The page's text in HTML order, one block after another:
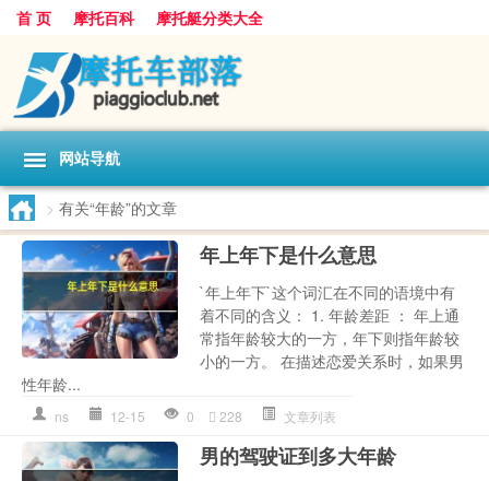
首 页 摩托百科 摩托艇分类大全
网站导航
> 有关“年龄”的文章
年上年下是什么意思
`年上年下`这个词汇在不同的语境中有
着不同的含义： 1. 年龄差距 ： 年上通
常指年龄较大的一方，年下则指年龄较
小的一方。 在描述恋爱关系时，如果男
性年龄...
ns 12-15 0 228 文章列表
男的驾驶证到多大年龄